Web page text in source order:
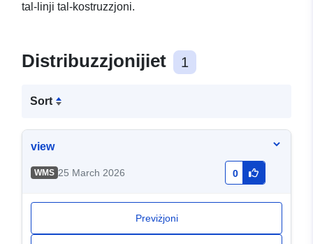
tal-linji tal-kostruzzjoni.
Distribuzzjonijiet 1
Sort
view
WMS 25 March 2026 0
Previżjoni